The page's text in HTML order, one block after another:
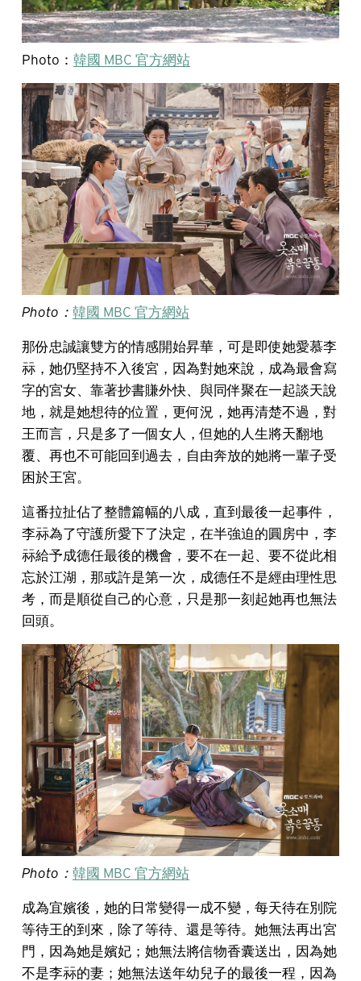
Photo： 韓國 MBC 官方網站
Photo： 韓國 MBC 官方網站
那份忠誠讓雙方的情感開始昇華，可是即使她愛慕李
祘，她仍堅持不入後宮，因為對她來說，成為最會寫
字的宮女、靠著抄書賺外快、與同伴聚在一起談天說
地，就是她想待的位置，更何況，她再清楚不過，對
王而言，只是多了一個女人，但她的人生將天翻地
覆、再也不可能回到過去，自由奔放的她將一輩子受
困於王宮。
這番拉扯佔了整體篇幅的八成，直到最後一起事件，
李祘為了守護所愛下了決定，在半強迫的圓房中，李
祘給予成德任最後的機會，要不在一起、要不從此相
忘於江湖，那或許是第一次，成德任不是經由理性思
考，而是順從自己的心意，只是那一刻起她再也無法
回頭。
Photo： 韓國 MBC 官方網站
成為宜嬪後，她的日常變得一成不變，每天待在別院
等待王的到來，除了等待、還是等待。她無法再出宮
門，因為她是嬪妃；她無法將信物香囊送出，因為她
不是李祘的妻；她無法送年幼兒子的最後一程，因為